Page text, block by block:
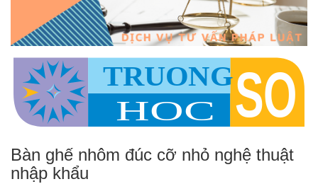
Bàn ghế nhôm đúc cỡ nhỏ nghệ thuật
nhập khẩu